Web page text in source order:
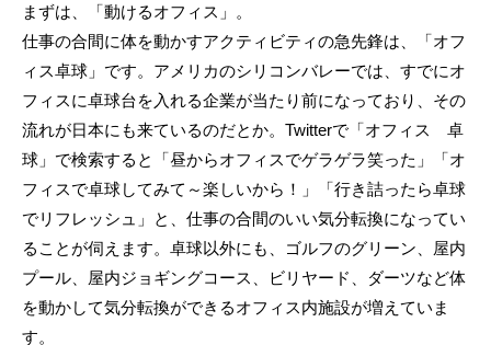
まずは、「動けるオフィス」。
仕事の合間に体を動かすアクティビティの急先鋒は、「オフ
ィス卓球」です。アメリカのシリコンバレーでは、すでにオ
フィスに卓球台を入れる企業が当たり前になっており、その
流れが日本にも来ているのだとか。Twitterで「オフィス 卓
球」で検索すると「昼からオフィスでゲラゲラ笑った」「オ
フィスで卓球してみて～楽しいから！」「行き詰ったら卓球
でリフレッシュ」と、仕事の合間のいい気分転換になってい
ることが伺えます。卓球以外にも、ゴルフのグリーン、屋内
プール、屋内ジョギングコース、ビリヤード、ダーツなど体
を動かして気分転換ができるオフィス内施設が増えていま
す。